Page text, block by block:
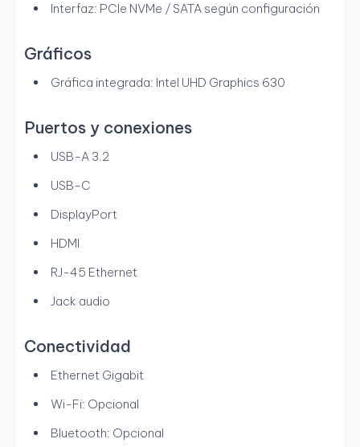
Interfaz: PCIe NVMe / SATA según configuración
Gráficos
Gráfica integrada: Intel UHD Graphics 630
Puertos y conexiones
USB-A 3.2
USB-C
DisplayPort
HDMI
RJ-45 Ethernet
Jack audio
Conectividad
Ethernet Gigabit
Wi-Fi: Opcional
Bluetooth: Opcional